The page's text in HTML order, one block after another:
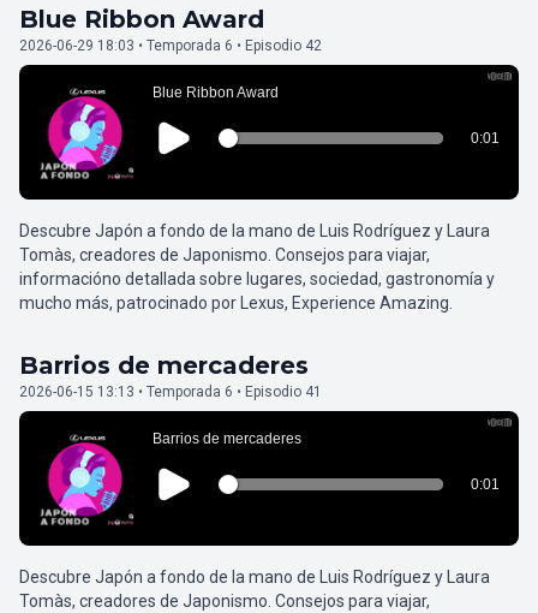
Blue Ribbon Award
2026-06-29 18:03 • Temporada 6 • Episodio 42
Descubre Japón a fondo de la mano de Luis Rodríguez y Laura
Tomàs, creadores de Japonismo. Consejos para viajar,
informacióno detallada sobre lugares, sociedad, gastronomía y
mucho más, patrocinado por Lexus, Experience Amazing.
Barrios de mercaderes
2026-06-15 13:13 • Temporada 6 • Episodio 41
Descubre Japón a fondo de la mano de Luis Rodríguez y Laura
Tomàs, creadores de Japonismo. Consejos para viajar,